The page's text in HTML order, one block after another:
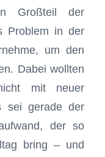
Großteil der
Problem in der
um den
Dabei wollten
mit neuer
sei gerade der
der so
bring – und